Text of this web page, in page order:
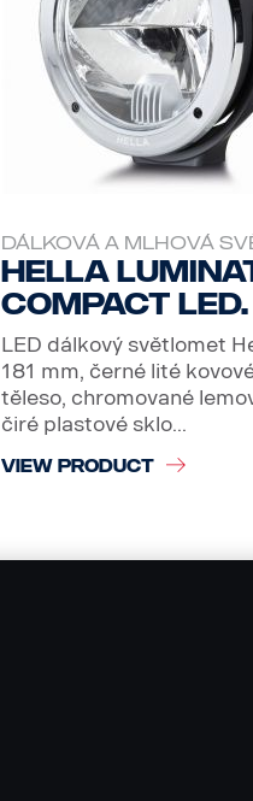
DÁLKOVÁ A MLHOVÁ
Hella
Compact LED.
LED dálkový světlomet
181 mm, černé lité
těleso, chromované
čiré plastové sklo...
VIEW PRODUCT